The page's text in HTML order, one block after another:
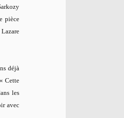
pièce
déjà
Cette
les
avec